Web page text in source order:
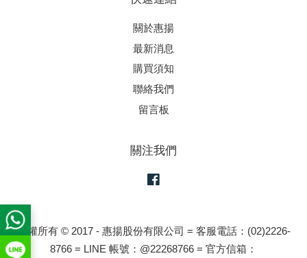
關於惠揚
最新消息
購買須知
聯絡我們
留言板
關注我們
版權所有 © 2017 - 惠揚股份有限公司 = 客服電話：(02)2226-
8766 = LINE 帳號：@22268766 = 官方信箱：